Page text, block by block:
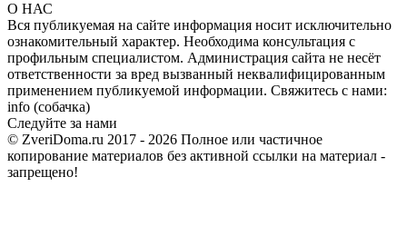
О НАС
Вся публикуемая на сайте информация носит исключительно
ознакомительный характер. Необходима консультация с
профильным специалистом. Администрация сайта не несёт
ответственности за вред вызванный неквалифицированным
применением публикуемой информации. Свяжитесь с нами:
info (собачка)
Следуйте за нами
© ZveriDoma.ru 2017 - 2026 Полное или частичное
копирование материалов без активной ссылки на материал -
запрещено!